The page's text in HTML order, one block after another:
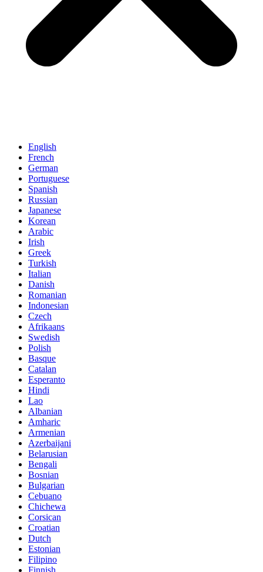
English
French
German
Portuguese
Spanish
Russian
Japanese
Korean
Arabic
Irish
Greek
Turkish
Italian
Danish
Romanian
Indonesian
Czech
Afrikaans
Swedish
Polish
Basque
Catalan
Esperanto
Hindi
Lao
Albanian
Amharic
Armenian
Azerbaijani
Belarusian
Bengali
Bosnian
Bulgarian
Cebuano
Chichewa
Corsican
Croatian
Dutch
Estonian
Filipino
Finnish